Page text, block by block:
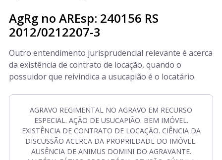
AgRg no AREsp: 240156 RS
2012/0212207-3
Outro entendimento jurisprudencial relevante é acerca
da existência de contrato de locação, quando o
possuidor que reivindica a usucapião é o locatário.
AGRAVO REGIMENTAL NO AGRAVO EM RECURSO
ESPECIAL. AÇÃO DE USUCAPIÃO. BEM IMÓVEL.
EXISTÊNCIA DE CONTRATO DE LOCAÇÃO. CIÊNCIA DA
DISCUSSÃO ACERCA DA PROPRIEDADE DO IMÓVEL.
AUSÊNCIA DE ANIMUS DOMINI DO AGRAVANTE.